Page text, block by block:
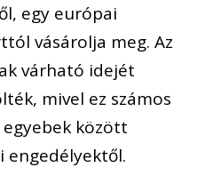
egy európai
vásárolja meg. Az
várható idejét
mivel ez számos
között
engedélyektől.